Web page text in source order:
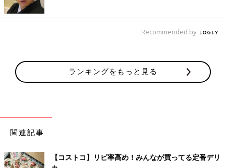
Recommended by
ランキングをもっと見る
関連記事
【コストコ】リピ率高め！みんなが買ってる定番デリ